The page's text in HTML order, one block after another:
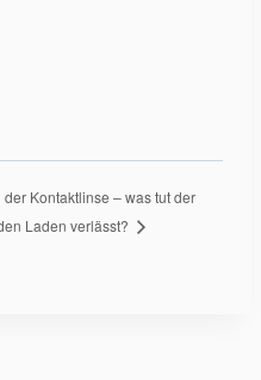
Kontaktlinse – was tut der
Laden verlässt?